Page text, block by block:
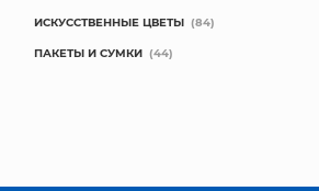
ИСКУССТВЕННЫЕ ЦВЕТЫ (84)
ПАКЕТЫ И СУМКИ (44)